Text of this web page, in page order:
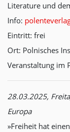
Literature und
Info:
Eintritt: frei
Ort: Polnisches
Veranstaltung im
28.03.2025,
Europa
»Freiheit hat